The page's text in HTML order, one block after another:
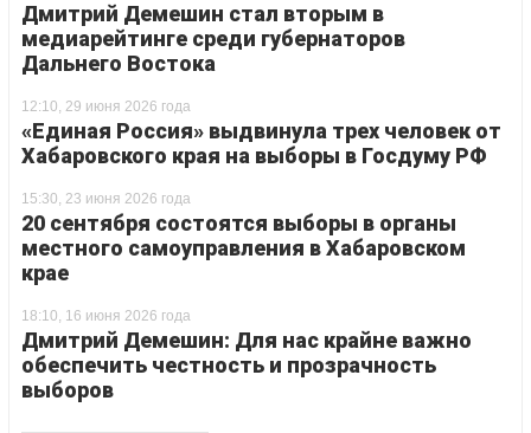
Дмитрий Демешин стал вторым в
медиарейтинге среди губернаторов
Дальнего Востока
12:10, 29 июня 2026 года
«Единая Россия» выдвинула трех человек от
Хабаровского края на выборы в Госдуму РФ
15:30, 23 июня 2026 года
20 сентября состоятся выборы в органы
местного самоуправления в Хабаровском
крае
18:10, 16 июня 2026 года
Дмитрий Демешин: Для нас крайне важно
обеспечить честность и прозрачность
выборов